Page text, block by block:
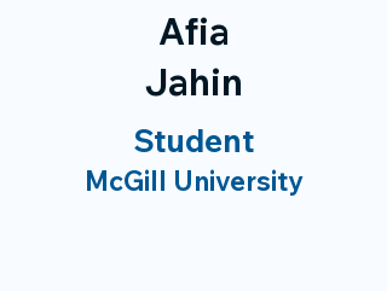
Afia
Jahin
Student
McGill University